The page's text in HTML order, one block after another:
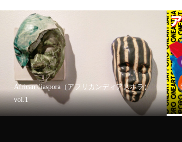
African diaspora（アフリカンディアスポラ）
vol.1